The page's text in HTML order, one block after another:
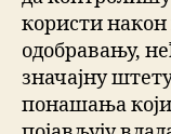
користи
одобравању,
значајну
понашања који